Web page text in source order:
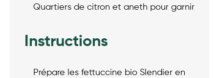
Quartiers de citron et aneth pour garnir
Instructions
Prépare les fettuccine bio Slendier en